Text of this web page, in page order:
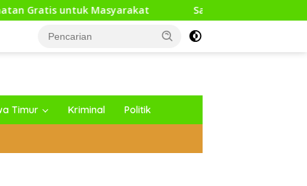
Sambut HUT RI Ke-81, Media Generasi
Timur Kriminal Politik